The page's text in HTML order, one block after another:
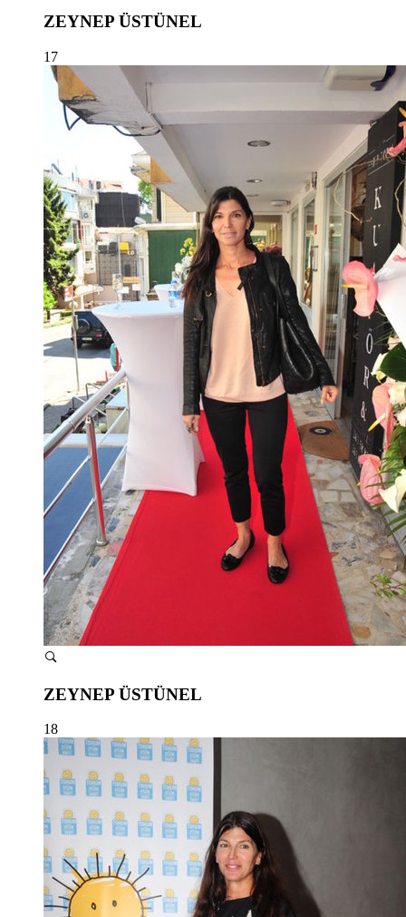
ZEYNEP ÜSTÜNEL
17
ZEYNEP ÜSTÜNEL
18